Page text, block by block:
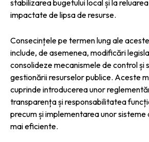
stabilizarea bugetului local și la
impactate de lipsa de resurse.
Consecințele pe termen lung ale
include, de asemenea, modificări
consolideze mecanismele de control și
gestionării resurselor publice. Aceste
cuprinde introducerea unor
transparența și responsabilitatea
precum și implementarea unor
mai eficiente.